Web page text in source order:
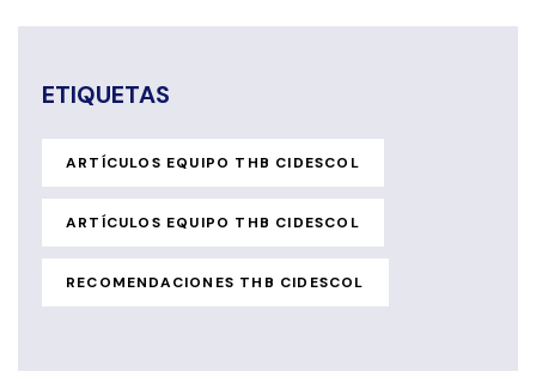
ETIQUETAS
ARTÍCULOS EQUIPO THB CIDESCOL
ARTÍCULOS EQUIPO THB CIDESCOL
RECOMENDACIONES THB CIDESCOL